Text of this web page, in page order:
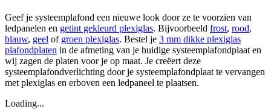
Geef je systeemplafond een nieuwe look door ze te voorzien van
ledpanelen en getint gekleurd plexiglas. Bijvoorbeeld frost, rood,
blauw, geel of groen plexiglas. Bestel je 3 mm dikke plexiglas
plafondplaten in de afmeting van je huidige systeemplafondplaat en
wij zagen de platen voor je op maat. Je creëert deze
systeemplafondverlichting door je systeemplafondplaat te vervangen
met plexiglas en erboven een ledpaneel te plaatsen.
Loading...